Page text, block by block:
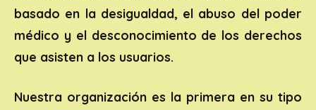
basado en la desigualdad, el abuso del poder
médico y el desconocimiento de los derechos
que asisten a los usuarios.
Nuestra organización es la primera en su tipo